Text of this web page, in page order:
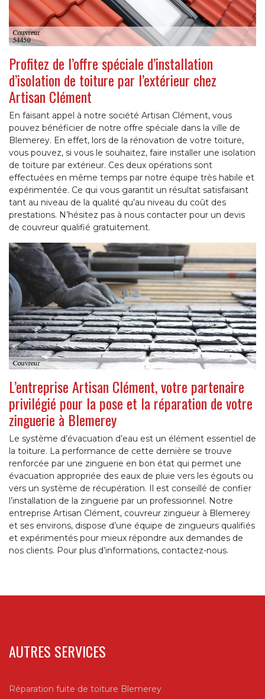
Profitez de l’offre spéciale d’installation
d’isolation de toiture par l’extérieur chez
Artisan Clément
En faisant appel à notre société Artisan Clément, vous
pouvez bénéficier de notre offre spéciale dans la ville de
Blemerey. En effet, lors de la rénovation de votre toiture,
vous pouvez, si vous le souhaitez, faire installer une isolation
de toiture par extérieur. Ces deux opérations sont
effectuées en même temps par notre équipe très habile et
expérimentée. Ce qui vous garantit un résultat satisfaisant
tant au niveau de la qualité qu’au niveau du coût des
prestations. N’hésitez pas à nous contacter pour un devis
de couvreur qualifié gratuitement.
L’entreprise Artisan Clément, votre partenaire
privilégié pour la pose et la réparation de votre
zinguerie à Blemerey
Le système d’évacuation d’eau est un élément essentiel de
la toiture. La performance de cette dernière se trouve
renforcée par une zinguerie en bon état qui permet une
évacuation appropriée des eaux de pluie vers les égouts ou
vers un système de récupération. Il est conseillé de confier
l’installation de la zinguerie par un professionnel. Notre
entreprise Artisan Clément, couvreur zingueur à Blemerey
et ses environs, dispose d’une équipe de zingueurs qualifiés
et expérimentés pour mieux répondre aux demandes de
nos clients. Pour plus d’informations, contactez-nous.
AUTRES SERVICES
Réparation fuite de toiture Blemerey